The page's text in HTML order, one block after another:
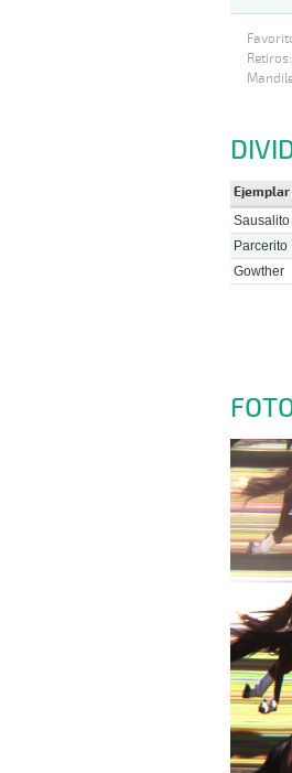
Retiros:
Ejemplar
Sausalito
Parcerito
Gowther